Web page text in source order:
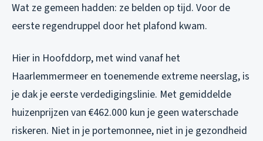
Wat ze gemeen hadden: ze belden op tijd. Voor de
eerste regendruppel door het plafond kwam.
Hier in Hoofddorp, met wind vanaf het
Haarlemmermeer en toenemende extreme neerslag, is
je dak je eerste verdedigingslinie. Met gemiddelde
huizenprijzen van €462.000 kun je geen waterschade
riskeren. Niet in je portemonnee, niet in je gezondheid